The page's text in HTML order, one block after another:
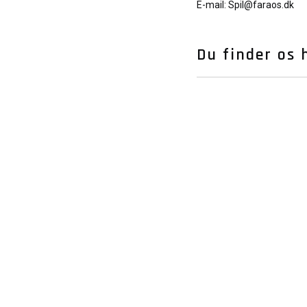
E-mail: Spil@faraos.dk
Du finder os